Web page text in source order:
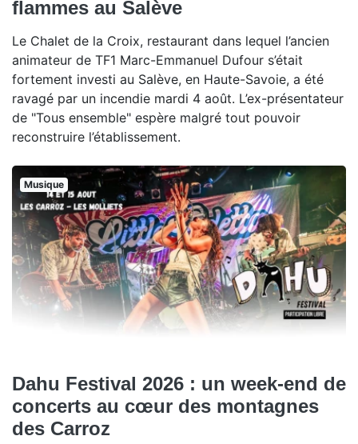
flammes au Salève
Le Chalet de la Croix, restaurant dans lequel l’ancien
animateur de TF1 Marc-Emmanuel Dufour s’était
fortement investi au Salève, en Haute-Savoie, a été
ravagé par un incendie mardi 4 août. L’ex-présentateur
de "Tous ensemble" espère malgré tout pouvoir
reconstruire l’établissement.
Musique
Dahu Festival 2026 : un week-end de
concerts au cœur des montagnes
des Carroz